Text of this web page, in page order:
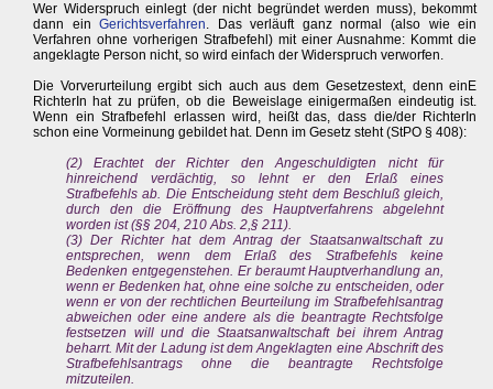
Wer Widerspruch einlegt (der nicht begründet werden muss), bekommt
dann einGerichtsverfahren. Das verläuft ganz normal (also wie ein
Verfahren ohne vorherigen Strafbefehl) mit einer Ausnahme: Kommt die
angeklagte Person nicht, so wird einfach der Widerspruch verworfen.
Die Vorverurteilung ergibt sich auch aus dem Gesetzestext, denn einE
RichterIn hat zu prüfen, ob die Beweislage einigermaßen eindeutig ist.
Wenn ein Strafbefehl erlassen wird, heißt das, dass die/der RichterIn
schon eine Vormeinung gebildet hat. Denn im Gesetz steht (StPO § 408):
(2) Erachtet der Richter den Angeschuldigten nicht für
hinreichend verdächtig, so lehnt er den Erlaß eines
Strafbefehls ab. Die Entscheidung steht dem Beschluß gleich,
durch den die Eröffnung des Hauptverfahrens abgelehnt
worden ist (§§ 204, 210 Abs. 2,§ 211).
(3) Der Richter hat dem Antrag der Staatsanwaltschaft zu
entsprechen, wenn dem Erlaß des Strafbefehls keine
Bedenken entgegenstehen. Er beraumt Hauptverhandlung an,
wenn er Bedenken hat, ohne eine solche zu entscheiden, oder
wenn er von der rechtlichen Beurteilung im Strafbefehlsantrag
abweichen oder eine andere als die beantragte Rechtsfolge
festsetzen will und die Staatsanwaltschaft bei ihrem Antrag
beharrt. Mit der Ladung ist dem Angeklagten eine Abschrift des
Strafbefehlsantrags ohne die beantragte Rechtsfolge
mitzuteilen.